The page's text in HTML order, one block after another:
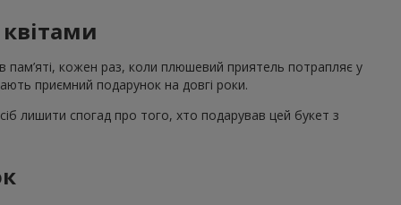
пам’яті, кожен раз, коли плюшевий приятель потрапляє у
приємний подарунок на довгі роки.
лишити спогад про того, хто подарував цей букет з